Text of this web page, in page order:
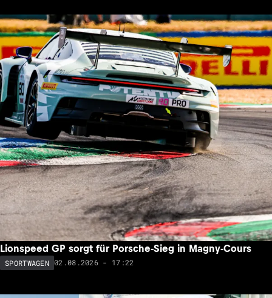
Lionspeed GP sorgt für Porsche-Sieg in Magny-Cours
SPORTWAGEN 02.08.2026 - 17:22